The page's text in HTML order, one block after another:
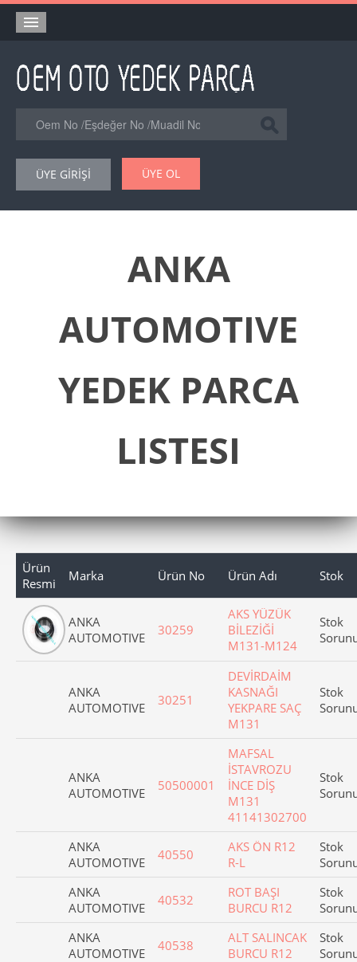
Orjinal Yedek Parça
Eşdeğer Muadil Yedek Parça
Şase Numarası VIN Yedekparça Sorgulama
Hakkımızda
ÜYE GİRİŞİ ÜYE OL
ANKA
AUTOMOTIVE
YEDEK PARCA
LISTESI
Ürün
Resmi
Marka Ürün No Ürün Adı Stok
ANKA
AUTOMOTIVE
30259
AKS YÜZÜK
BİLEZİĞİ
M131-M124
Stok
ANKA
AUTOMOTIVE
30251
DEVİRDAİM
KASNAĞI
YEKPARE SAÇ
M131
Stok
ANKA
AUTOMOTIVE
50500001
MAFSAL
İSTAVROZU
İNCE DİŞ
M131
41141302700
Stok
ANKA
AUTOMOTIVE
40550
AKS ÖN R12
R-L
Stok
ANKA
AUTOMOTIVE
40532
ROT BAŞI
BURCU R12
Stok
ANKA
AUTOMOTIVE
40538
ALT SALINCAK
BURCU R12
Stok